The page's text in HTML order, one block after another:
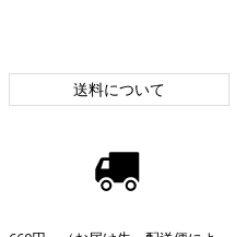
送料について